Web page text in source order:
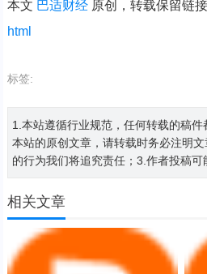
本文 巴适财经原创，转载保留链接
html
标签:
1.本站遵循行业规范，任何转载的稿
本站的原创文章，请转载时务必注明
的行为我们将追究责任；3.作者投稿可
相关文章